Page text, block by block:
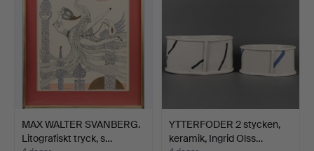
MAX WALTER SVANBERG.
Litografiskt tryck, s…
YTTERFODER 2 stycken,
keramik, Ingrid Olss…